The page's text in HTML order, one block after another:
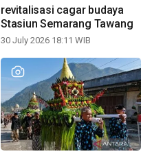
revitalisasi cagar budaya
Stasiun Semarang Tawang
30 July 2026 18:11 WIB